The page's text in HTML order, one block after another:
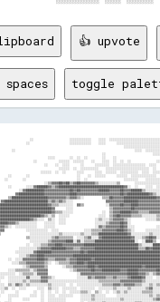
👍 upvote
toggle
░░            ░░░░░░  ░░░░░░    ░░    ░░░░  ░░  ░░  ░░
░░    ░░  ░░░░      ░░      ░░░░░░░░  ░░░░░░░░░░░░░░░░░░  ░░░░
░░        ░░                          ░░    ░░  ░░░░░░      ░░░░░░  ░░░░░░░░░░░░░░
░░▒▒▓▓▓▓██▓▓██▒▒▓▓██▓▓▓▓▓▓▓▓▒▒░░░░░░░░░░▒▒
░░        ░░░░▓▓██████▓▓▒▒▓▓████████████████████████████████████▓▓░░  ░░    ░░░░
▒▒████████████████████▓▓▓▓▓▓▓▓▓▓▒▒▓▓▓▓▒▒░░
▓▓▒▒
░░░░
░░
░░░░░░                ░░░░
▒▒░░  ░░░░                ░░▒▒░░░░▒▒▓▓▓▓▓▓▒▒░░
░░░░░░  ░░░░                ░░░░░░▒▒▓▓▓▓▓▓██▓▓░░
░░░░░░░░░░░░    ░░░░░░                      ░░▓▓▒▒▓▓▓▓▓▓▓▓██▓▓░░░░
░░░░░░░░░░░░  ░░░░              ░░░░▒▒▒▒▒▒▓▓▓▓▓▓▓▓████▓▓▒▒░░
▒▒░░░░░░░░░░░░▒▒▓▓▒▒▒▒▒▒▒▒
░░░░░░░░░░▒▒▓▓▓▓▓▓▓▓████░░▓▓░░▒▒▒▒▒▒██████████████████████░░  ░░████▒▒
░░
░░▒▒▒▒▒▒░░▓▓▓▓▓▓
░░░░░░▓▓▒▒▓▓▓▓▓▓▒▒▒▒▓▓▒▒▒▒▒▒▓▓██████▓▓░░░░  ░░░░
░░
░░  ░░░░      ░░░░  ▒▒░░░░  ░░░░░░░░  ░░░░░░░░
░░        ░░  ░░  ░░  ░░  ░░  ░░░░░░▒▒▒▒░░  ▒▒░░  ░░
░░░░░░      ░░░░  ░░  ░░░░  ░░░░░░░░    ░░░░░░▒▒░░░░░░
░░      ░░░░      ░░  ░░░░░░░░░░